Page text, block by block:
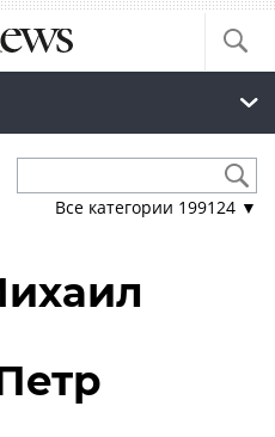
Все категории 199124 ▼